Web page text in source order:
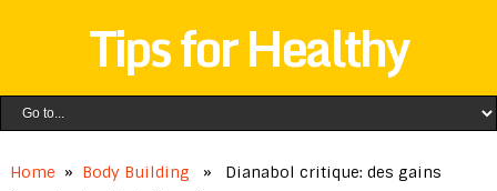
Tips for Healthy
Home » Body Building » Dianabol critique: des gains